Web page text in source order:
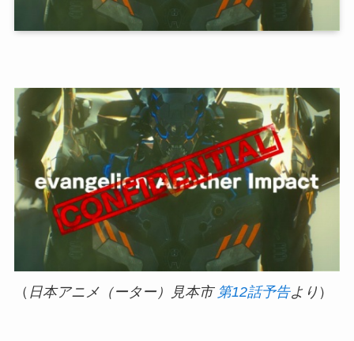
（ 日本アニメ（ーター）見本市 第12話予告より ）